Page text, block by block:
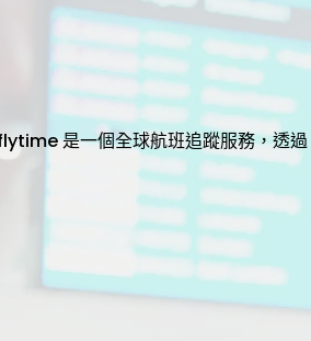
是一個全球航班追蹤服務，透過